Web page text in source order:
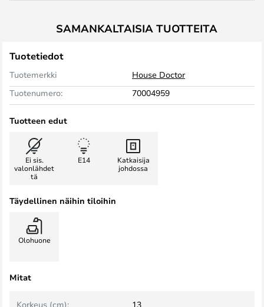
SAMANKALTAISIA TUOTTEITA
Tuotetiedot
Tuotemerkki
House Doctor
Tuotenumero:
70004959
Tuotteen edut
Ei sis.
valonlähdet
tä
E14
Katkaisija
johdossa
Täydellinen näihin tiloihin
Olohuone
Mitat
Korkeus (cm): 13